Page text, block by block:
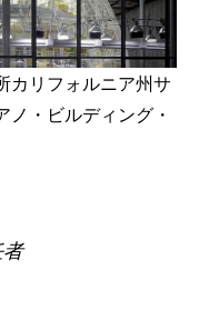
カリフォルニア州サ
ノ・ビルディング・